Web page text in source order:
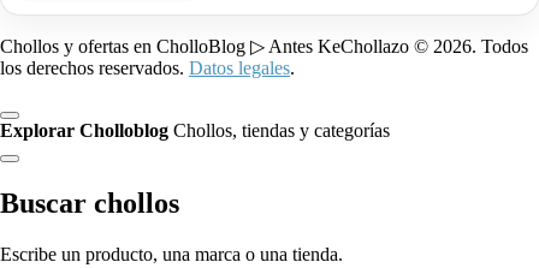
Chollos y ofertas en CholloBlog ▷ Antes KeChollazo © 2026. Todos
los derechos reservados. Datos legales.
Explorar Cholloblog Chollos, tiendas y categorías
Buscar chollos
Escribe un producto, una marca o una tienda.